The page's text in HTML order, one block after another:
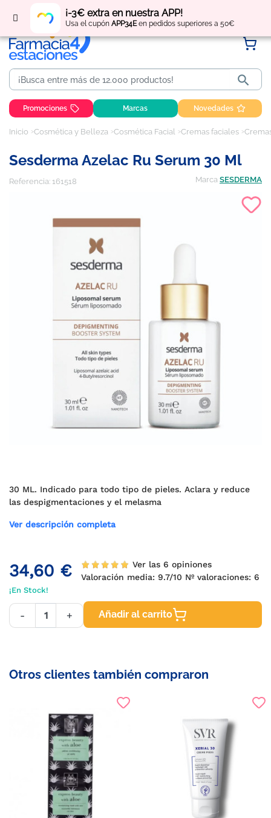
¡-3€ extra en nuestra APP!
Usa el cupón APP34Een pedidos superiores a 50€
Regístratey obtén puntos por tus compras

Promociones Marcas Novedades
Inicio Cosmética y Belleza Cosmética Facial Cremas faciales
Sesderma Azelac Ru Serum 30 Ml
Referencia: 161518 Marca SESDERMA
30 ML. Indicado para todo tipo de pieles. Aclara y reduce
las despigmentaciones y el melasma
Ver descripción completa
34,60 €
Ver las 6 opiniones
Valoración media: 9.7/10 Nº valoraciones: 6
¡En Stock!
- + Añadir al carrito
Otros clientes también compraron